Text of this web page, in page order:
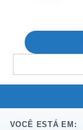
for:
VOCÊ ESTÁ EM: